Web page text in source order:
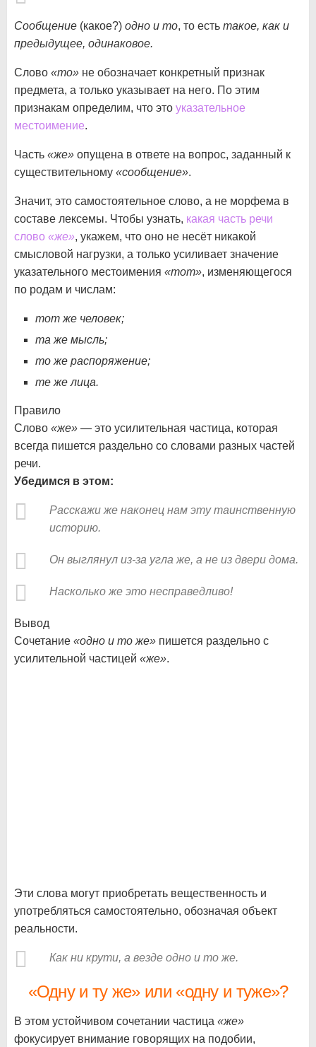
Сообщение (какое?) одно и то, то есть такое, как и
предыдущее, одинаковое.
Слово «то» не обозначает конкретный признак
предмета, а только указывает на него. По этим
признакам определим, что это указательное
местоимение.
Часть «же» опущена в ответе на вопрос, заданный к
существительному «сообщение».
Значит, это самостоятельное слово, а не морфема в
составе лексемы. Чтобы узнать, какая часть речи
слово «же», укажем, что оно не несёт никакой
смысловой нагрузки, а только усиливает значение
указательного местоимения «тот», изменяющегося
по родам и числам:
тот же человек;
та же мысль;
то же распоряжение;
те же лица.
Правило
Слово «же» — это усилительная частица, которая
всегда пишется раздельно со словами разных частей
речи.
Убедимся в этом:
Расскажи же наконец нам эту таинственную
историю.
Он выглянул из-за угла же, а не из двери дома.
Насколько же это несправедливо!
Вывод
Сочетание «одно и то же» пишется раздельно с
усилительной частицей «же».
Эти слова могут приобретать вещественность и
употребляться самостоятельно, обозначая объект
реальности.
Как ни крути, а везде одно и то же.
«Одну и ту же» или «одну и туже»?
В этом устойчивом сочетании частица «же»
фокусирует внимание говорящих на подобии,